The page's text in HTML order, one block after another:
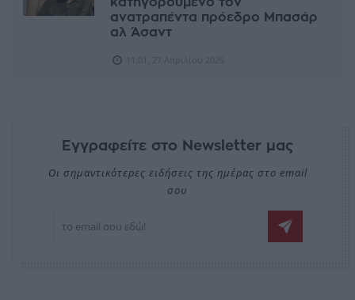
κατηγορούμενο τον
ανατραπέντα πρόεδρο Μπασάρ
αλ Άσαντ
Εγγραφείτε στο Newsletter μας
Οι σημαντικότερες ειδήσεις της ημέρας στο email
σου